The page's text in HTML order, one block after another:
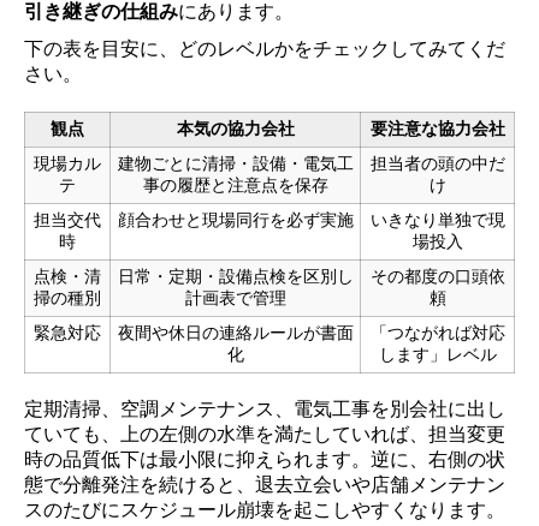
引き継ぎの仕組みにあります。
下の表を目安に、どのレベルかをチェックしてみてくだ
さい。
観点 本気の協力会社
要注意な協力会社
現場カル
テ
建物ごとに清掃・設備・電気工
事の履歴と注意点を保存
担当者の頭の中だ
け
担当交代
時
顔合わせと現場同行を必ず実施
いきなり単独で現
場投入
点検・清
掃の種別
日常・定期・設備点検を区別し
計画表で管理
その都度の口頭依
頼
緊急対応
夜間や休日の連絡ルールが書面
化
「つながれば対応
します」レベル
定期清掃、空調メンテナンス、電気工事を別会社に出し
ていても、上の左側の水準を満たしていれば、担当変更
時の品質低下は最小限に抑えられます。逆に、右側の状
態で分離発注を続けると、退去立会いや店舗メンテナン
スのたびにスケジュール崩壊を起こしやすくなります。